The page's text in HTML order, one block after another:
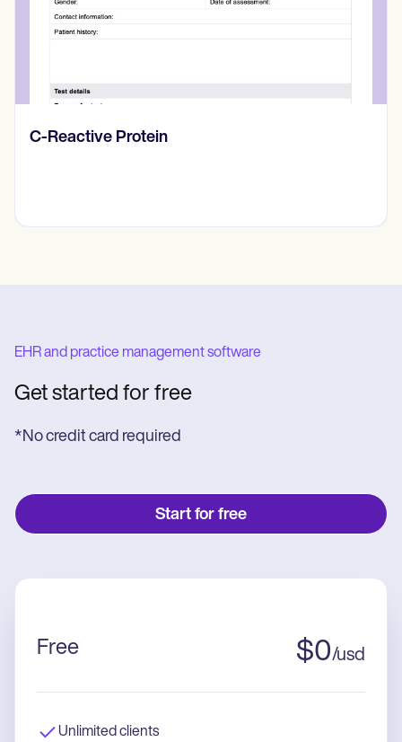
Diario de pensamientos
EHR and practice management software
Get started for free
*No credit card required
Start for free
Free $0/usd
Unlimited clients